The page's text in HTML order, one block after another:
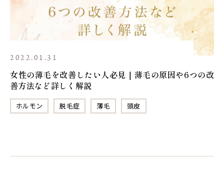
2022.01.31
女性の薄毛を改善したい人必見｜薄毛の原因や6つの改
善方法など詳しく解説
ホルモン 脱毛症 薄毛 頭皮